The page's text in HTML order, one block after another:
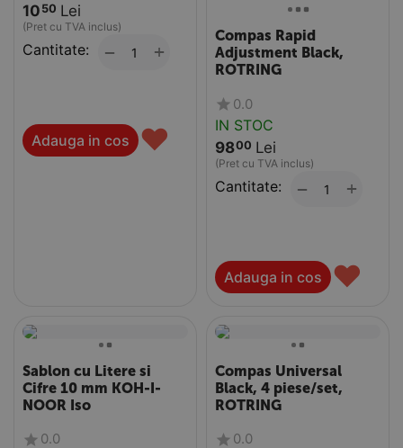
10 50 Lei
(Pret cu TVA inclus)
Cantitate: +
−
Adauga in cos ♥
Compas Rapid
Adjustment Black,
ROTRING
0.0
IN STOC
9800 Lei
(Pret cu TVA inclus)
Cantitate: +
−
Adauga in cos ♥
Sablon cu Litere si
Cifre 10 mm KOH-I-
NOOR Iso
0.0
Compas Universal
Black, 4 piese/set,
ROTRING
0.0